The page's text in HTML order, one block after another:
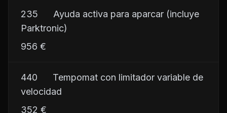
235      Ayuda activa para aparcar (incluye
Parktronic)
956 €
440      Tempomat con limitador variable de
velocidad
352 €